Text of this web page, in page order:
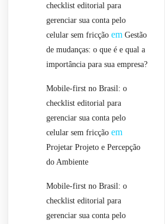
checklist editorial para
gerenciar sua conta pelo
celular sem fricção emGestão
de mudanças: o que é e qual a
importância para sua empresa?
Mobile-first no Brasil: o
checklist editorial para
gerenciar sua conta pelo
celular sem fricção em
Projetar Projeto e Percepção
do Ambiente
Mobile-first no Brasil: o
checklist editorial para
gerenciar sua conta pelo